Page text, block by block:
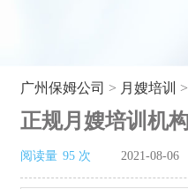
广州保姆公司 > 月嫂培训 >
正规月嫂培训机
阅读量 95 次 2021-08-06